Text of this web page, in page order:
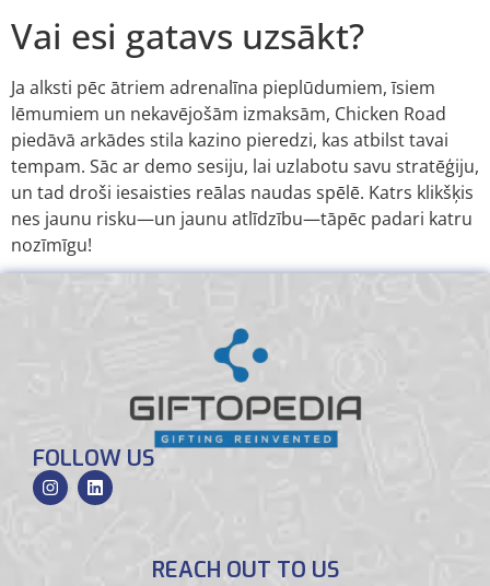
Vai esi gatavs uzsākt?
Ja alksti pēc ātriem adrenalīna pieplūdumiem, īsiem
lēmumiem un nekavējošām izmaksām, Chicken Road
piedāvā arkādes stila kazino pieredzi, kas atbilst tavai
tempam. Sāc ar demo sesiju, lai uzlabotu savu stratēģiju,
un tad droši iesaisties reālas naudas spēlē. Katrs klikšķis
nes jaunu risku—un jaunu atlīdzību—tāpēc padari katru
nozīmīgu!
FOLLOW US
REACH OUT TO US